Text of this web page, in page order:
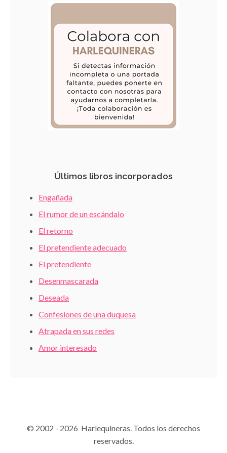
Últimos libros incorporados
Engañada
El rumor de un escándalo
El retorno
El pretendiente adecuado
El pretendiente
Desenmascarada
Deseada
Confesiones de una duquesa
Atrapada en sus redes
Amor interesado
© 2002 - 2026 Harlequineras. Todos los derechos
reservados.